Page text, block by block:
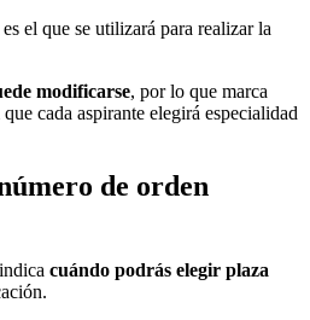
es el que se utilizará para realizar la
modificarse, por lo que marca
cada aspirante elegirá especialidad
de orden
indica cuándo podrás elegir plaza